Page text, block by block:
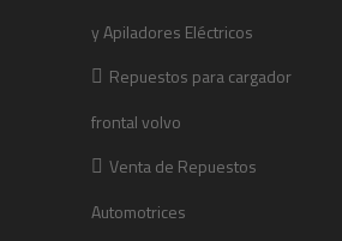
y Apiladores Eléctricos
Repuestos para cargador
frontal volvo
Venta de Repuestos
Automotrices